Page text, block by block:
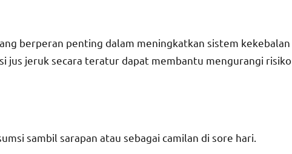
berperan penting dalam meningkatkan sistem kekebalan
jus jeruk secara teratur dapat membantu mengurangi risiko
sambil sarapan atau sebagai camilan di sore hari.